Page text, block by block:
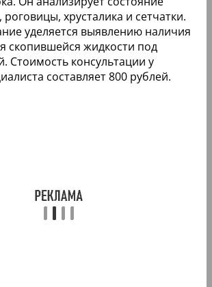
хрусталика и сетчатки.
уделяется выявлению наличия
скопившейся жидкости под
Стоимость консультации у
составляет 800 рублей.